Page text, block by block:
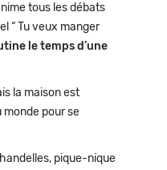
tous les débats
“ Tu veux manger
le temps d’une
la maison est
monde pour se
pique-nique